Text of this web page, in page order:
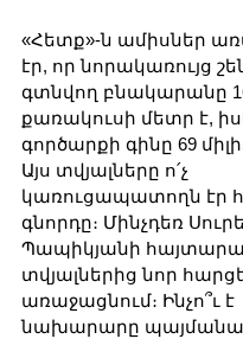
«Հետք»-ն ամիսներ
էր, որ նորակառույց
գտնվող բնակարանը
քառակուսի մետր է,
գործարքի գինը 69
Այս տվյալները ո՛չ
կառուցապատողն էր
գնորդը։ Մինչդեռ
Պապիկյանի
տվյալներից նոր
առաջացնում։ Ինչո՞ւ է
նախարարը